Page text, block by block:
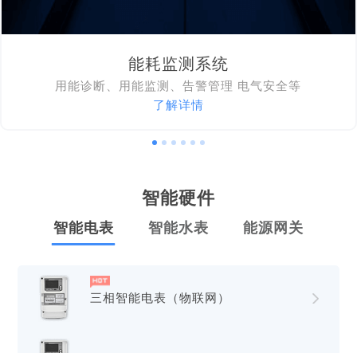
能耗监测系统
用能诊断、用能监测、告警管理 电气安全等
了解详情
智能硬件
智能电表 智能水表 能源网关
三相智能电表（物联网）